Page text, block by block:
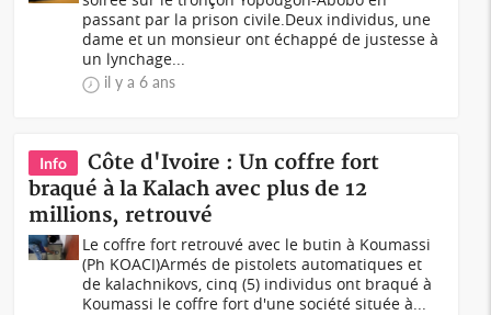
passant par la prison civile.Deux individus, une
dame et un monsieur ont échappé de justesse à
un lynchage...
il y a 6 ans
Info
Côte d'Ivoire : Un coffre fort
braqué à la Kalach avec plus de 12
millions, retrouvé
Le coffre fort retrouvé avec le butin à Koumassi
(Ph KOACI)Armés de pistolets automatiques et
de kalachnikovs, cinq (5) individus ont braqué à
Koumassi le coffre fort d'une société située à...